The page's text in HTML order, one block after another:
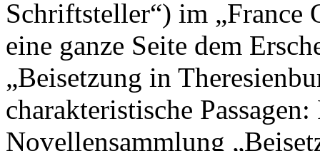
Schriftsteller“) im „France
eine ganze Seite dem
„Beisetzung in
charakteristische
Novellensammlung